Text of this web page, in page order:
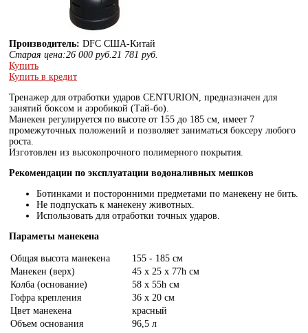
Производитель: DFС США-Китай
Старая цена:26 000 руб. 21 781 руб.
Купить
Купить в кредит
Тренажер для отработки ударов CENTURION, предназначен для
занятий боксом и аэробикой (Тай-бо).
Манекен регулируется по высоте от 155 до 185 см, имеет 7
промежуточных положений и позволяет заниматься боксеру любого
роста.
Изготовлен из высокопрочного полимерного покрытия.
Рекомендации по эксплуатации водоналивных мешков
Ботинками и посторонними предметами по манекену не бить.
Не подпускать к манекену животных.
Использовать для отработки точных ударов.
Параметы манекена
Общая высота манекена
155 - 185 см
Манекен (верх)
45 х 25 х 77h см
Колба (основание)
58 х 55h см
Гофра крепления
36 х 20 см
Цвет манекена
красный
Объем основания
96,5 л